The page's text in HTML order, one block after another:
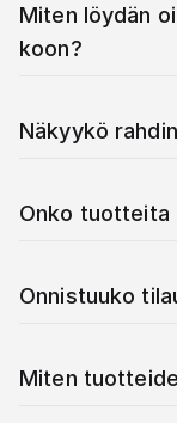
Miten löydän
koon?
Näkyykö
Onko tuotteita
Onnistuuko
Miten